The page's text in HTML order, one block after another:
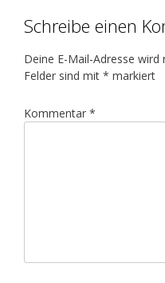
Schreibe einen
Deine E-Mail-Adresse
Felder sind mit * markiert
Kommentar *